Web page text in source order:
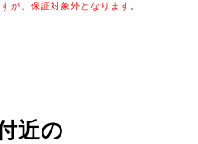
が、保証対象外となります。
近の